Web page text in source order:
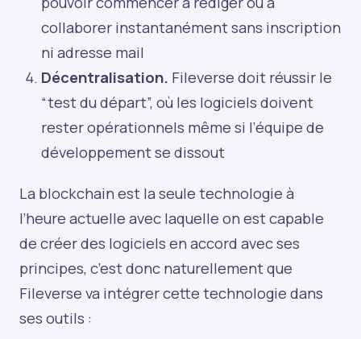
collaborer instantanément sans inscription
ni adresse mail
Décentralisation. Fileverse doit réussir le
“test du départ”, où les logiciels doivent
rester opérationnels même si l’équipe de
développement se dissout
La blockchain est la seule technologie à
l’heure actuelle avec laquelle on est capable
de créer des logiciels en accord avec ses
principes, c’est donc naturellement que
Fileverse va intégrer cette technologie dans
ses outils :